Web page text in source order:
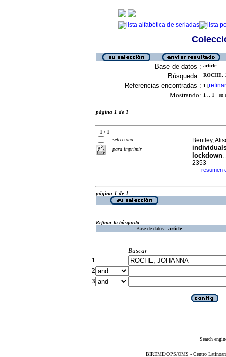
Base de datos : article
Búsqueda : ROCHE,
Referencias encontradas : 1 [refinar
Mostrando: 1 .. 1 en
página 1 de 1
1 / 1
selecciona
para imprimir
Bentley,
lockdown.
2353
· resumen
página 1 de 1
Refinar la búsqueda
Base de datos : article
Buscar
1
2
3
Search
BIREME/OPS/OMS - Centro